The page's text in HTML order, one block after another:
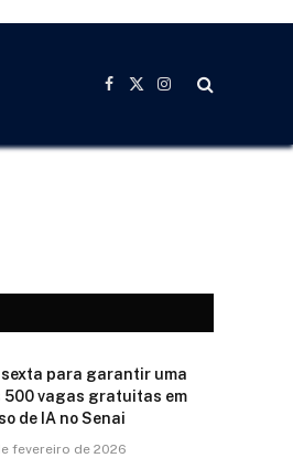
Facebook
X
Instagram
sexta para garantir uma
500 vagas gratuitas em
de IA no Senai
fevereiro de 2026